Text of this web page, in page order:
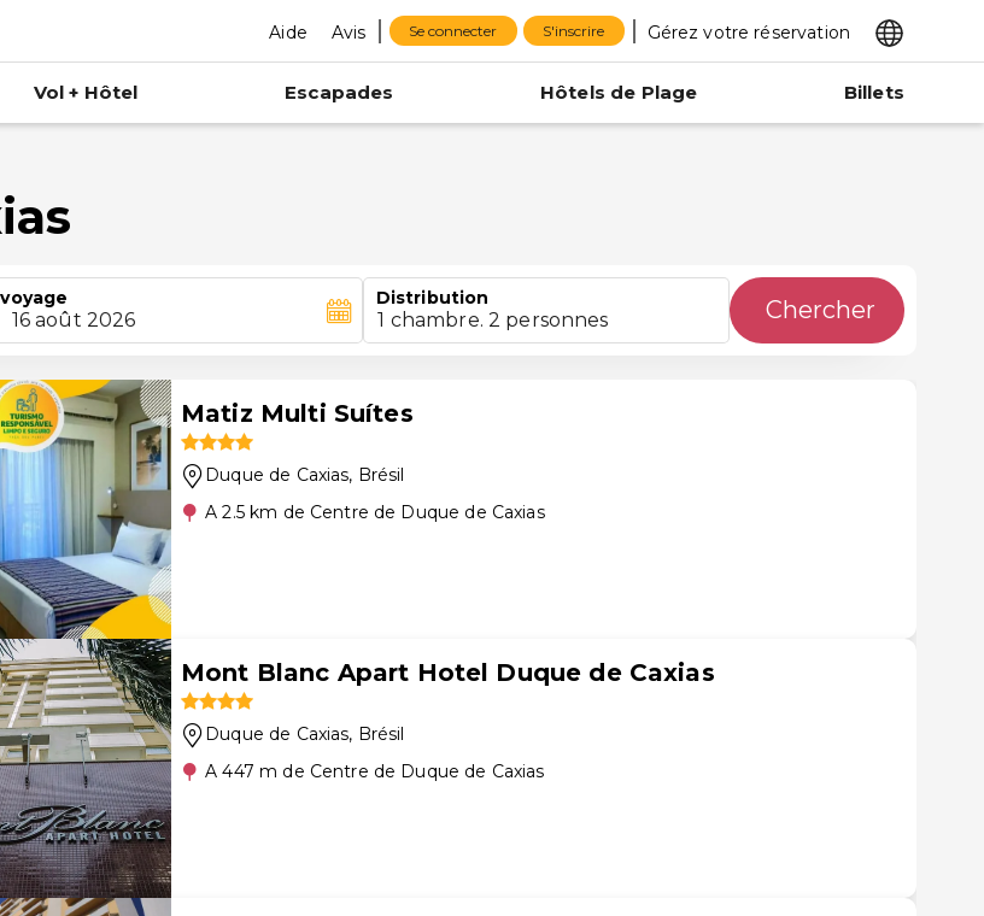
Aide Avis Se connecter S'inscrire Gérez votre réservation
Vol + Hôtel Escapades Hôtels de Plage Billets
16 août 2026
Distribution
1 chambre. 2 personnes Chercher
Matiz Multi Suítes
Duque de Caxias, Brésil
A 2.5 km de Centre de Duque de Caxias
Mont Blanc Apart Hotel Duque de Caxias
Duque de Caxias, Brésil
A 447 m de Centre de Duque de Caxias